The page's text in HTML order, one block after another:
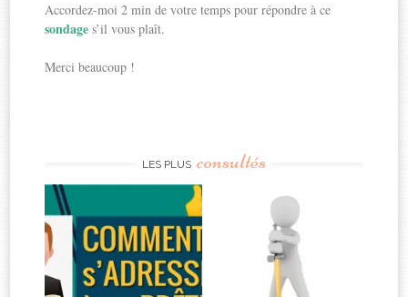
Accordez-moi 2 min de votre temps pour répondre à ce
sondages’il vous plaît.
Merci beaucoup !
LES PLUS consultés